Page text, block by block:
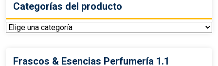
Categorías del producto
Frascos & Esencias Perfumería 1.1